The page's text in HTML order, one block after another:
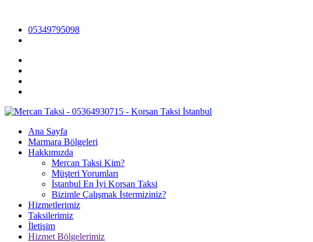
05349795098
Ana Sayfa
Marmara Bölgeleri
Hakkımızda
Mercan Taksi Kim?
Müşteri Yorumları
İstanbul En İyi Korsan Taksi
Bizimle Çalışmak İstermiziniz?
Hizmetlerimiz
Taksilerimiz
İletişim
Hizmet Bölgelerimiz